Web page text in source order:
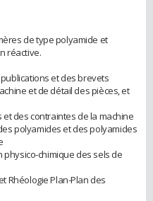
de type polyamide et
réactive.
et des brevets
et de détail des pièces, et
des contraintes de la machine
polyamides et des polyamides
physico-chimique des sels de
Rhéologie Plan-Plan des